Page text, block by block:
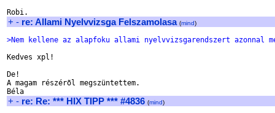
+ - re: Allami Nyelvvizsga Felszamolasa (mind)
>Nem kellene az alapfoku allami nyelvvizsgarendszert azonnal
Kedves xpl!
De!
A magam részérõl megszüntettem.
+ - re: Re: *** HIX TIPP *** #4836 (mind)